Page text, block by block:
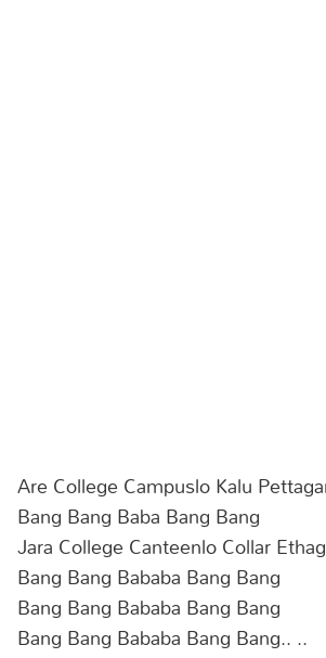
Are College Campuslo Kalu
Bang Bang Baba Bang Bang
Jara College Canteenlo Collar
Bang Bang Bababa Bang Bang
Bang Bang Bababa Bang Bang
Bang Bang Bababa Bang Bang.. ..